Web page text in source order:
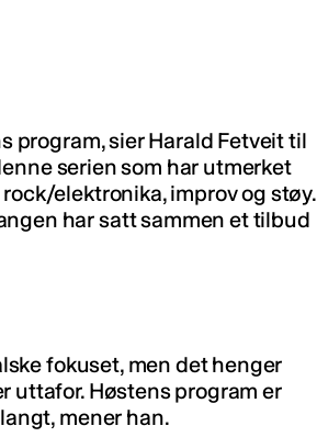
program, sier Harald Fetveit til
serien som har utmerket
elektronika, improv og støy.
har satt sammen et tilbud
fokuset, men det henger
uttafor. Høstens program er
mener han.